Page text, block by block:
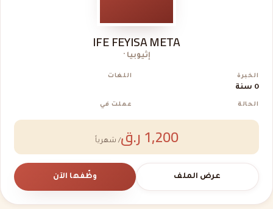
IFE FEYISA META
إثيوبيا ·
الخبرة
0 سنة
اللغات
الحالة عملت في
1,200 ر.ق / شهرياً
عرض الملف وظّفها الآن